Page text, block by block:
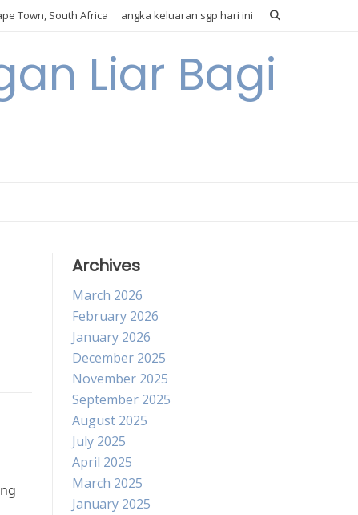
Town, South Africa angka keluaran sgp hari ini
Liar Bagi
Archives
March 2026
February 2026
January 2026
December 2025
November 2025
September 2025
August 2025
July 2025
April 2025
March 2025
January 2025